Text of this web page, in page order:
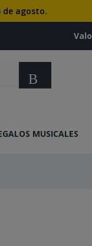
de agosto.
MUSICALES